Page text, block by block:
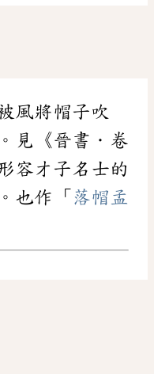
風將帽子吹
見《晉書．卷
容才子名士的
也作「 落帽孟